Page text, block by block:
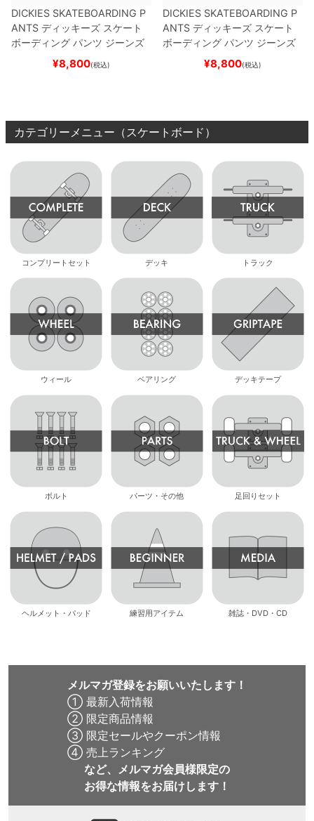
DICKIES SKATEBOARDING P
ANTS ディッキーズ スケート
ボーディング パンツ ジーンズ
SLIM FIT 30 LENGTH
スケートボード スケボ
¥8,800(税込)
DICKIES SKATEBOARDING P
ANTS ディッキーズ スケート
ボーディング パンツ ジーンズ
SLIM FIT 30 LENGTH
スケートボード スケボー
¥8,800(税込)
カテゴリーメニュー（スケートボード）
コンプリートセット デッキ トラック
ウィール ベアリング デッキテープ
ボルト パーツ・その他 足回りセット
ヘルメット・パッド 練習用アイテム 雑誌・DVD・CD
メルマガ登録をお願いいたします！
① 最新入荷情報
② 限定商品情報
③ 限定セールやクーポン情報
④ 売上ランキング
など、メルマガ会員様限定の
お得な情報をお届けします！